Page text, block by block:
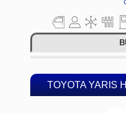
TOYOTA YARIS